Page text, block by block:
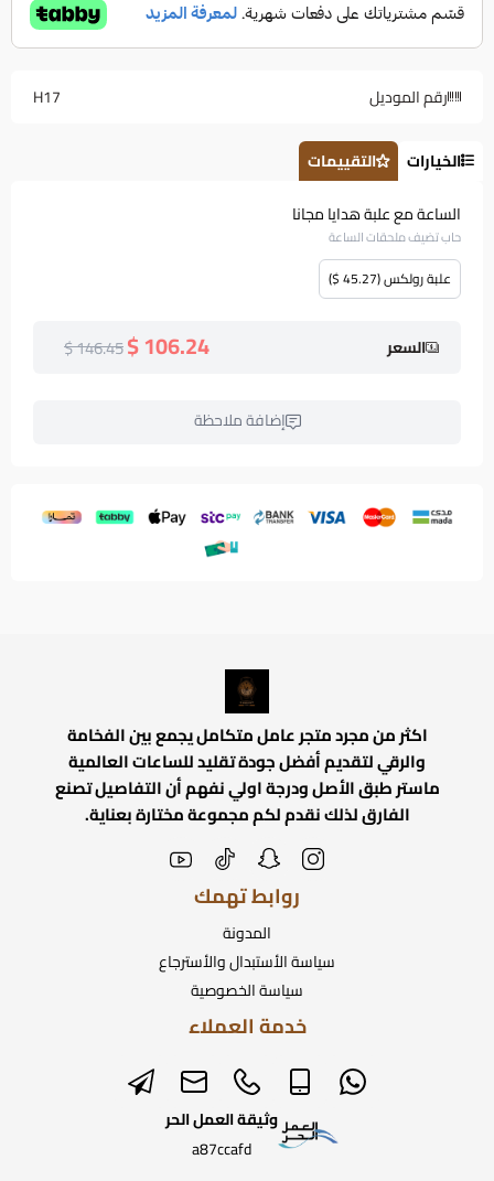
رقم الموديل H17
الخيارات
التقييمات
الساعة مع علبة هدايا مجانا
حاب تضيف ملحقات الساعة
علبة رولكس (45.27 $)
السعر 106.24 $
146.45 $
إضافة ملاحظة
اكثر من مجرد متجر عامل متكامل يجمع بين الفخامة
والرقي لتقديم أفضل جودة تقليد للساعات العالمية
ماستر طبق الأصل ودرجة اولي نفهم أن التفاصيل تصنع
الفارق لذلك نقدم لكم مجموعة مختارة بعناية.
روابط تهمك
المدونة
سياسة الأستبدال والأسترجاع
سياسة الخصوصية
خدمة العملاء
وثيقة العمل الحر
a87ccafd